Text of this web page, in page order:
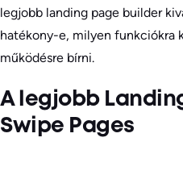
legjobb landing page builder
hatékony-e, milyen funkciókra
működésre bírni.
A legjobb
Swipe Pages